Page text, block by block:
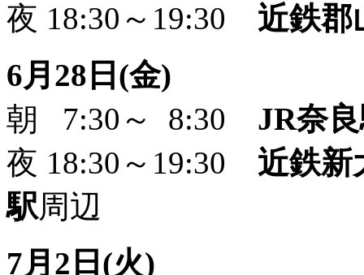
夜 18:30～19:30 近鉄郡
6月28日(金)
朝 7:30～ 8:30 JR奈
夜 18:30～19:30 近鉄新
駅周辺
7月2日(火)